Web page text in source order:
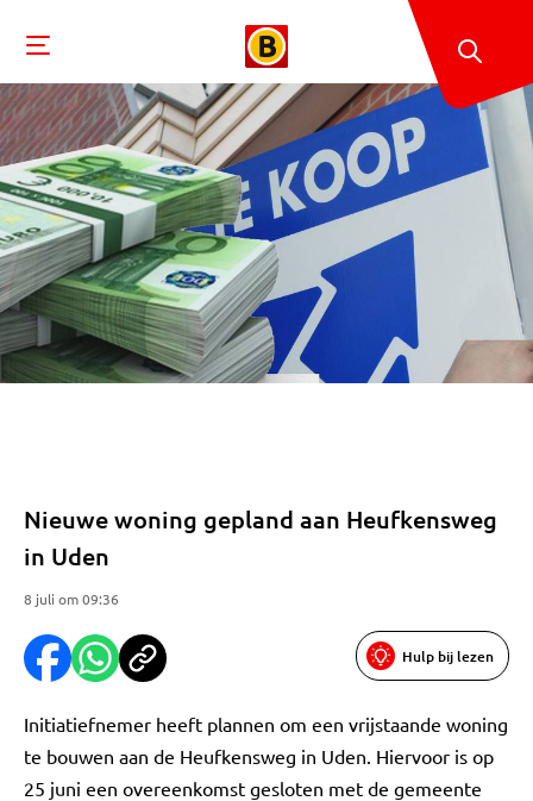
Nieuwe woning gepland aan Heufkensweg
in Uden
8 juli om 09:36
Hulp bij lezen
Initiatiefnemer heeft plannen om een vrijstaande woning
te bouwen aan de Heufkensweg in Uden. Hiervoor is op
25 juni een overeenkomst gesloten met de gemeente